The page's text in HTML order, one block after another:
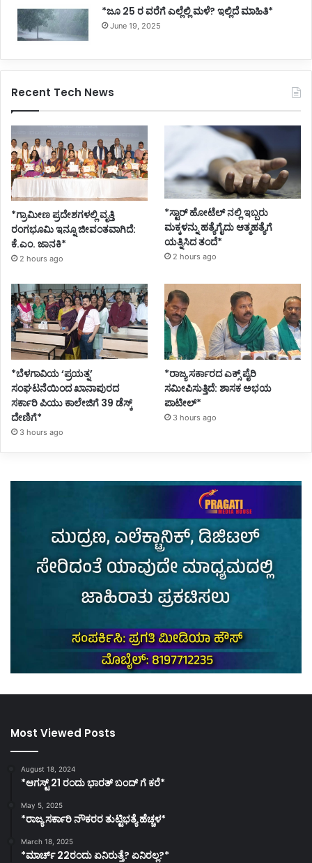
*ಜೂ 25 ರ ವರೆಗೆ ಎಲ್ಲೆಲ್ಲಿ ಮಳೆ? ಇಲ್ಲಿದೆ ಮಾಹಿತಿ*
June 19, 2025
Recent Tech News
*ಗ್ರಾಮೀಣ ಪ್ರದೇಶಗಳಲ್ಲಿ ವೃತ್ತಿ
ರಂಗಭೂಮಿ ಇನ್ನೂ ಜೀವಂತವಾಗಿದೆ:
ಕೆ.ಎಂ. ಜಾನಕಿ*
2 hours ago
*ಸ್ಟಾರ್ ಹೋಟೆಲ್ ನಲ್ಲಿ ಇಬ್ಬರು
ಮಕ್ಕಳನ್ನು ಹತ್ಯೆಗೈದು ಆತ್ಮಹತ್ಯೆಗೆ
ಯತ್ನಿಸಿದ ತಂದೆ*
2 hours ago
*ಬೆಳಗಾವಿಯ ‘ಪ್ರಯತ್ನ’
ಸಂಘಟನೆಯಿಂದ ಖಾನಾಪುರದ
ಸರ್ಕಾರಿ ಪಿಯು ಕಾಲೇಜಿಗೆ 39 ಡೆಸ್ಕ್
ದೇಣಿಗೆ*
3 hours ago
*ರಾಜ್ಯ ಸರ್ಕಾರದ ಎಕ್ಸ್ ಪೈರಿ
ಸಮೀಪಿಸುತ್ತಿದೆ: ಶಾಸಕ ಅಭಯ
ಪಾಟೀಲ್*
3 hours ago
Most Viewed Posts
August 18, 2024
*ಆಗಸ್ಟ್ 21 ರಂದು ಭಾರತ್‌ ಬಂದ್‌ ಗೆ ಕರೆ*
May 5, 2025
*ರಾಜ್ಯ ಸರ್ಕಾರಿ ನೌಕರರ ತುಟ್ಟಿಭತ್ಯೆ ಹೆಚ್ಚಳ*
March 18, 2025
*ಮಾರ್ಚ್ 22ರಂದು ಏನಿರುತ್ತೆ? ಏನಿರಲ್ಲ?*